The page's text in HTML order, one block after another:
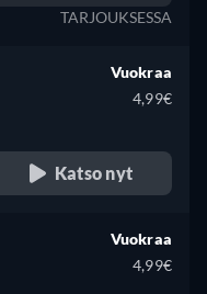
TARJOUKSESSA
Vuokraa
4,99€
Katso nyt
Vuokraa
4,99€